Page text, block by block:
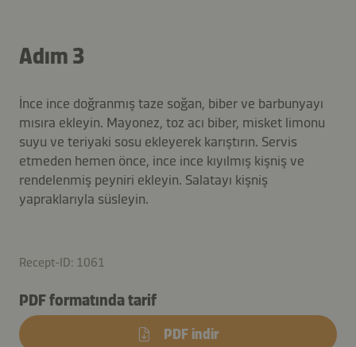
Adım 3
İnce ince doğranmış taze soğan, biber ve barbunyayı
mısıra ekleyin. Mayonez, toz acı biber, misket limonu
suyu ve teriyaki sosu ekleyerek karıştırın. Servis
etmeden hemen önce, ince ince kıyılmış kişniş ve
rendelenmiş peyniri ekleyin. Salatayı kişniş
yapraklarıyla süsleyin.
Recept-ID: 1061
PDF formatında tarif
PDF indir